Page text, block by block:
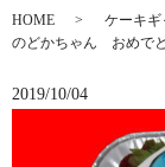
HOME
ケーキギ
のどかちゃん おめでと
2019/10/04